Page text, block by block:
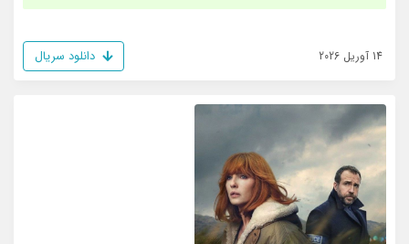
14 آوریل 2026 دانلود سریال